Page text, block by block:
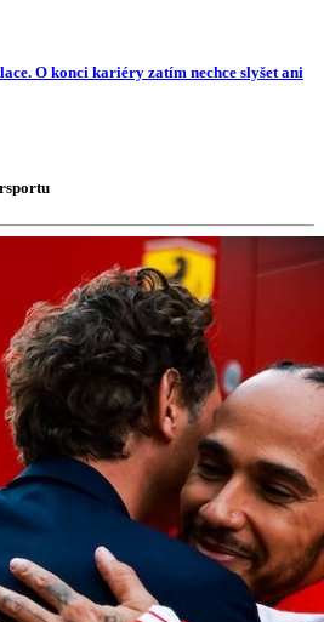
O konci kariéry zatím nechce slyšet ani